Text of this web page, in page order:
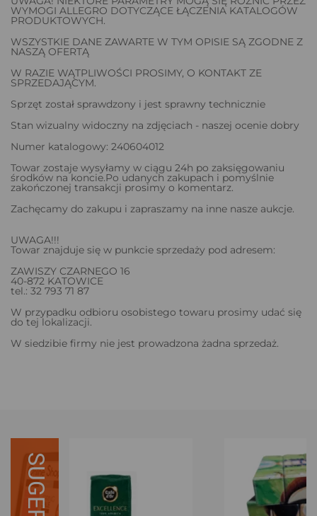
WYMOGI ALLEGRO DOTYCZĄCE ŁĄCZENIA KATALOGÓW
PRODUKTOWYCH.
WSZYSTKIE DANE ZAWARTE W TYM OPISIE SĄ ZGODNE Z
NASZĄ OFERTĄ
W RAZIE WĄTPLIWOŚCI PROSIMY, O KONTAKT ZE
SPRZEDAJĄCYM.
Sprzęt został sprawdzony i jest sprawny technicznie
Stan wizualny widoczny na zdjęciach - naszej ocenie dobry
Numer katalogowy: 240604012
Towar zostaje wysyłamy w ciągu 24h po zaksięgowaniu
środków na koncie.Po udanych zakupach i pomyślnie
zakończonej transakcji prosimy o komentarz.
Zachęcamy do zakupu i zapraszamy na inne nasze aukcje.
UWAGA!!!
Towar znajduje się w punkcie sprzedaży pod adresem:
ZAWISZY CZARNEGO 16
40-872 KATOWICE
tel.: 32 793 71 87
W przypadku odbioru osobistego towaru prosimy udać się
do tej lokalizacji.
W siedzibie firmy nie jest prowadzona żadna sprzedaż.